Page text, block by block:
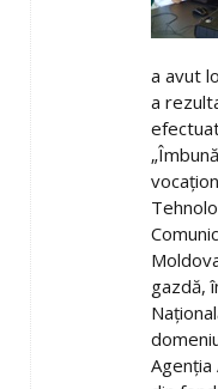
a avut
a
gazdă,